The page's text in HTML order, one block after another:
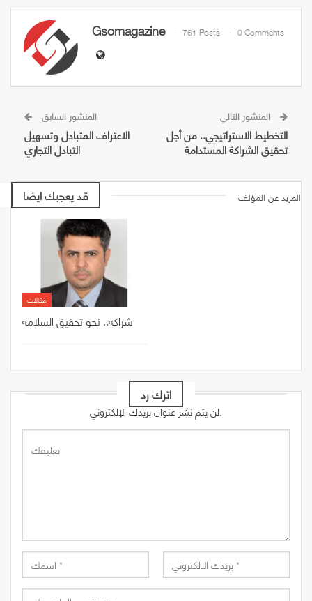
Gsomagazine 761 Posts 0 Comments
المنشور السابق
الاعتراف المتبادل وتسهيل
التبادل التجاري
التخطيط الاستراتيجي.. من أجل
تحقيق الشراكة المستدامة
قد يعجبك ايضا المزيد عن المؤلف
مقالات
شراكة.. نحو تحقيق السلامة
اترك رد
لن يتم نشر عنوان بريدك الإلكتروني.